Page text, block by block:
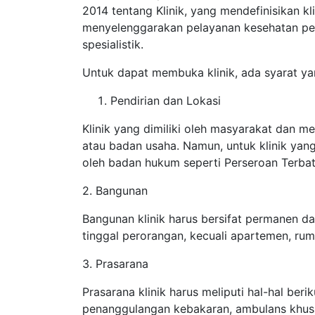
2014 tentang Klinik, yang mendefinisikan
menyelenggarakan pelayanan kesehatan
spesialistik.
Untuk dapat membuka klinik, ada syarat
Pendirian dan Lokasi
Klinik yang dimiliki oleh masyarakat dan
atau badan usaha. Namun, untuk klinik
oleh badan hukum seperti Perseroan
2. Bangunan
Bangunan klinik harus bersifat permanen
tinggal perorangan, kecuali apartemen,
3. Prasarana
Prasarana klinik harus meliputi hal-hal
penanggulangan kebakaran, ambulans